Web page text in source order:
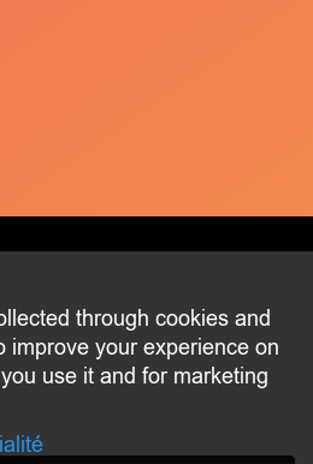
CONTACT
2 beim Schlass
L-8058 Bertrange
through cookies and
improve your experience on
use it and for marketing